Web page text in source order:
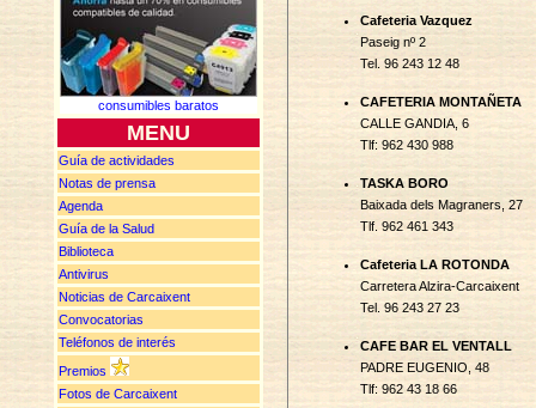
consumibles baratos
MENU
Guía de actividades
Notas de prensa
Agenda
Guía de la Salud
Biblioteca
Antivirus
Noticias de Carcaixent
Convocatorias
Teléfonos de interés
Premios
Fotos de Carcaixent
Cafeteria Vazquez
Paseig nº 2
Tel. 96 243 12 48
CAFETERIA MONTAÑETA
CALLE GANDIA, 6
Tlf: 962 430 988
TASKA BORO
Baixada dels Magraners, 27
Tlf. 962 461 343
Cafeteria LA ROTONDA
Carretera Alzira-Carcaixent
Tel. 96 243 27 23
CAFE BAR EL VENTALL
PADRE EUGENIO, 48
Tlf: 962 43 18 66